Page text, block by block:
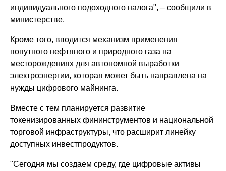
индивидуального подоходного налога", – сообщили в
министерстве.
Кроме того, вводится механизм применения
попутного нефтяного и природного газа на
месторождениях для автономной выработки
электроэнергии, которая может быть направлена на
нужды цифрового майнинга.
Вместе с тем планируется развитие
токенизированных фининструментов и национальной
торговой инфраструктуры, что расширит линейку
доступных инвестпродуктов.
"Сегодня мы создаем среду, где цифровые активы